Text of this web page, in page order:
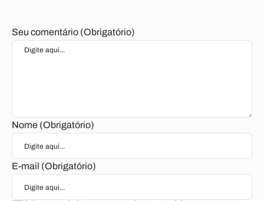
Seu comentário (Obrigatório)
Nome (Obrigatório)
E-mail (Obrigatório)